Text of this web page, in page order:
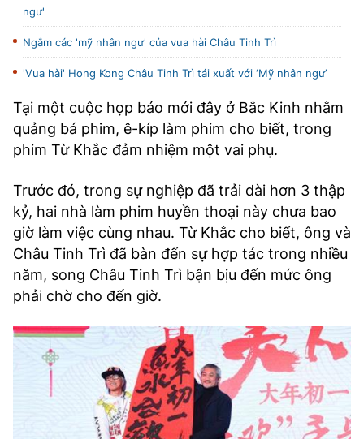
LIÊN HỆ QUẢNG CÁO
Hotline: 0981.119.189
Điện thoại: 024.38254756
MẠNG XÃ HỘI
ngư'
Ngắm các 'mỹ nhân ngư' của vua hài Châu Tinh Trì
'Vua hài' Hong Kong Châu Tinh Trì tái xuất với ‘Mỹ nhân ngư’
Tại một cuộc họp báo mới đây ở Bắc Kinh nhằm
quảng bá phim, ê-kíp làm phim cho biết, trong
phim Từ Khắc đảm nhiệm một vai phụ.
Trước đó, trong sự nghiệp đã trải dài hơn 3 thập
kỷ, hai nhà làm phim huyền thoại này chưa bao
giờ làm việc cùng nhau. Từ Khắc cho biết, ông và
Châu Tinh Trì đã bàn đến sự hợp tác trong nhiều
năm, song Châu Tinh Trì bận bịu đến mức ông
phải chờ cho đến giờ.